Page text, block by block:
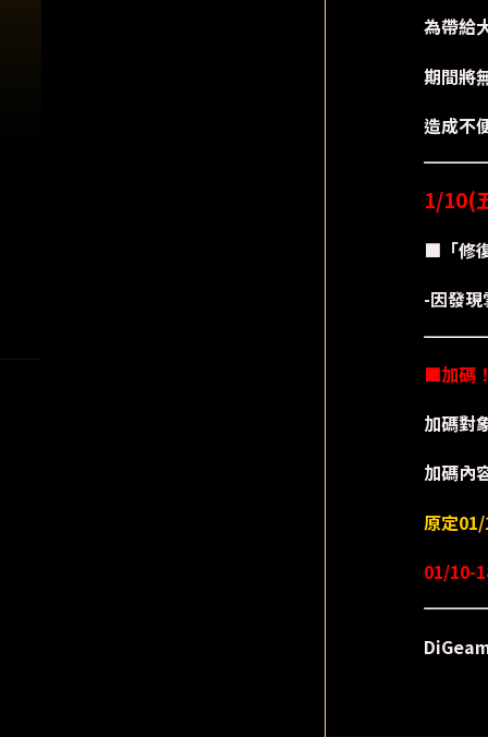
為帶給
期間將
造成不
1/10(
■「修
-因發
■加碼
加碼對
加碼內
原定
01/10-